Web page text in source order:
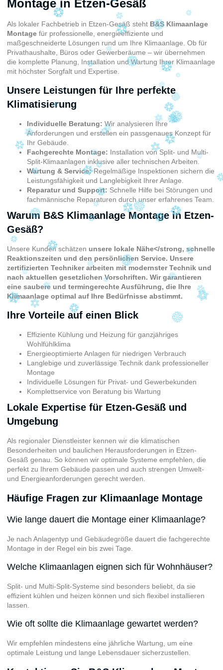
Montage in Etzen-Gesäß
Als lokaler Fachbetrieb in Etzen-Gesäß steht B&S Klimaanlage
Montage für professionelle, energieeffiziente und
maßgeschneiderte Lösungen rund um Ihre Klimaanlage . Ob für
Privathaushalte, Büros oder Gewerberäume – wir übernehmen
die komplette Planung, Installation und Wartung Ihrer Klimaanlage
mit höchster Sorgfalt und Expertise.
Unsere Leistungen für Ihre perfekte
Klimatisierung
Individuelle Beratung: Wir analysieren Ihre
Anforderungen und erstellen ein passgenaues Konzept für
Ihr Gebäude.
Fachgerechte Montage: Installation von Split- und Multi-
Split-Klimaanlagen inklusive aller technischen Arbeiten.
Wartung & Service:Regelmäßige Inspektionen sichern die
Leistungsfähigkeit und Langlebigkeit Ihrer Anlage.
Reparatur und Support: Schnelle Hilfe bei Störungen und
fachmännische Reparaturen durch unser erfahrenes Team.
Warum B&S Klimaanlage Montage in Etzen-
Gesäß?
Unsere Kunden schätzen unsere lokale Nähe</strong, schnelle
Reaktionszeiten und den persönlichen Service. Unsere
zertifizierten Techniker arbeiten mit modernster Technik und
nach aktuellen gesetzlichen Vorschriften. Wir garantieren
eine saubere und termingerechte Ausführung, die Ihre
Klimaanlage optimal auf Ihre Bedürfnisse abstimmt.
Ihre Vorteile auf einen Blick
Effiziente Kühlung und Heizung für ganzjähriges
Wohlfühlklima
Energieoptimierte Anlagen für niedrigen Verbrauch
Langlebige und zuverlässige Technik dank professioneller
Montage
Individuelle Lösungen für Privat- und Gewerbekunden
Komplettservice von Beratung bis Wartung
Lokale Expertise für Etzen-Gesäß und
Umgebung
Als regionaler Dienstleister kennen wir die klimatischen
Besonderheiten und baulichen Herausforderungen in Etzen-
Gesäß genau. So können wir optimale Systeme empfehlen, die
perfekt zu Ihrem Gebäude passen und auch strengen Umwelt-
und Energieanforderungen gerecht werden.
Häufige Fragen zur Klimaanlage Montage
Wie lange dauert die Montage einer Klimaanlage?
Je nach Anlagentyp und Gebäudegröße dauert die fachgerechte
Montage in der Regel ein bis zwei Tage.
Welche Klimaanlagen eignen sich für Wohnhäuser?
Split- und Multi-Split-Systeme sind besonders beliebt, da sie
effizient kühlen und heizen können und sich flexibel installieren
lassen.
Wie oft sollte die Klimaanlage gewartet werden?
Wir empfehlen mindestens eine jährliche Wartung, um eine
optimale Leistung und lange Lebensdauer sicherzustellen.